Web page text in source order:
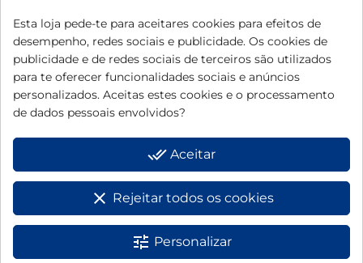
108,00 €
Ver
44,22 €
Ver
Ver más opciones
Esta loja pede-te para aceitares cookies para efeitos de
desempenho, redes sociais e publicidade. Os cookies de
publicidade e de redes sociais de terceiros são utilizados
para te oferecer funcionalidades sociais e anúncios
personalizados. Aceitas estes cookies e o processamento
de dados pessoais envolvidos?
done_all Aceitar
clear Rejeitar todos os cookies
tune Personalizar